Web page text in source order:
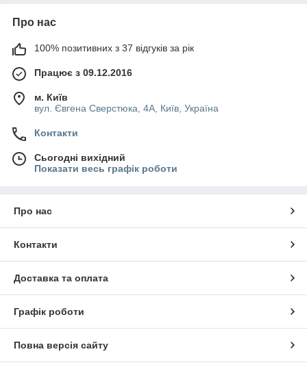
Про нас
100% позитивних з 37 відгуків за рік
Працює з 09.12.2016
м. Київ
вул. Євгена Сверстюка, 4А, Київ, Україна
Контакти
Сьогодні вихідний
Показати весь графік роботи
Про нас
Контакти
Доставка та оплата
Графік роботи
Повна версія сайту